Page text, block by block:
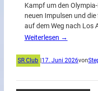
Kampf um den
neuen Impulsen und
auf dem Weg nach Los
Weiterlesen →
SR Club 17. Juni 2026von